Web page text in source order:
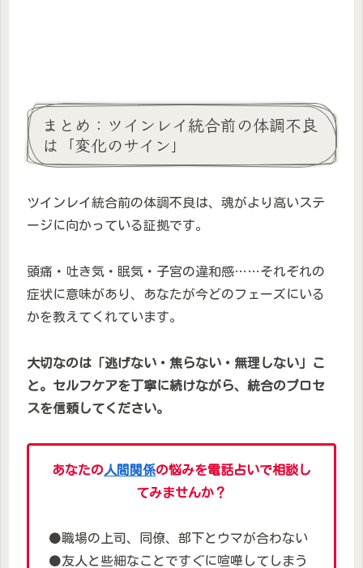
まとめ：ツインレイ統合前の体調不良
は「変化のサイン」
ツインレイ統合前の体調不良は、魂がより高いステ
ージに向かっている証拠です。
頭痛・吐き気・眠気・子宮の違和感……それぞれの
症状に意味があり、あなたが今どのフェーズにいる
かを教えてくれています。
大切なのは「逃げない・焦らない・無理しない」こ
と。セルフケアを丁寧に続けながら、統合のプロセ
スを信頼してください。
あなたの人間関係の悩みを電話占いで相談し
てみませんか？
⚫職場の上司、同僚、部下とウマが合わない
⚫友人と些細なことですぐに喧嘩してしまう